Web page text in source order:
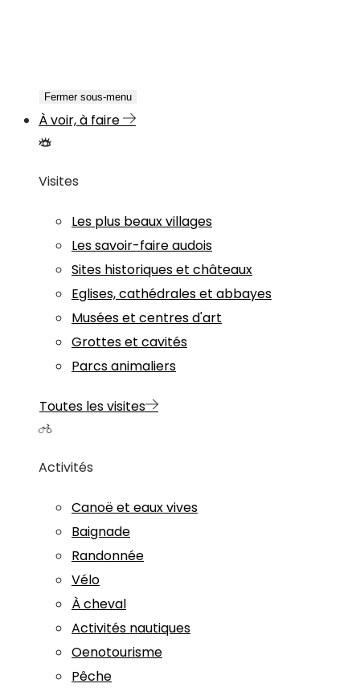
Fermer sous-menu
À voir, à faire
Visites
Les plus beaux villages
Les savoir-faire audois
Sites historiques et châteaux
Eglises, cathédrales et abbayes
Musées et centres d'art
Grottes et cavités
Parcs animaliers
Toutes les visites
Activités
Canoë et eaux vives
Baignade
Randonnée
Vélo
À cheval
Activités nautiques
Oenotourisme
Pêche